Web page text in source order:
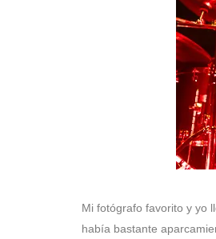
Mi fotógrafo favorito y yo
había bastante